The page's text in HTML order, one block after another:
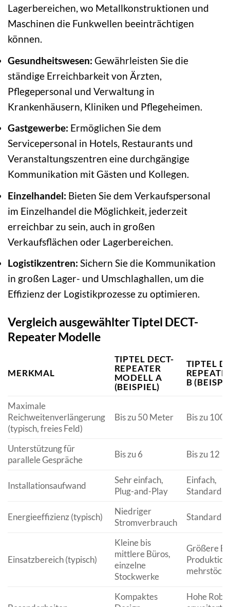
Lagerbereichen, wo Metallkonstruktionen und
Maschinen die Funkwellen beeinträchtigen
können.
Gesundheitswesen: Gewährleisten Sie die
ständige Erreichbarkeit von Ärzten,
Pflegepersonal und Verwaltung in
Krankenhäusern, Kliniken und Pflegeheimen.
Gastgewerbe: Ermöglichen Sie dem
Servicepersonal in Hotels, Restaurants und
Veranstaltungszentren eine durchgängige
Kommunikation mit Gästen und Kollegen.
Einzelhandel: Bieten Sie dem Verkaufspersonal
im Einzelhandel die Möglichkeit, jederzeit
erreichbar zu sein, auch in großen
Verkaufsflächen oder Lagerbereichen.
Logistikzentren: Sichern Sie die Kommunikation
in großen Lager- und Umschlaghallen, um die
Effizienz der Logistikprozesse zu optimieren.
Vergleich ausgewählter Tiptel DECT-
Repeater Modelle
MERKMAL
TIPTEL DECT-
REPEATER
MODELL A
(BEISPIEL)
TIPTEL
B
Maximale
Reichweitenverlängerung
(typisch, freies Feld)
Bis zu 50 Meter Bis zu 100
Unterstützung für
parallele Gespräche
Bis zu 6 Bis zu 12
Installationsaufwand
Sehr einfach,
Plug-and-Play
Einfach,
Energieeffizienz (typisch)
Niedriger
Stromverbrauch
Standard
Einsatzbereich (typisch)
Kleine bis
mittlere Büros,
einzelne
Stockwerke
Größere
Kompaktes
Hohe